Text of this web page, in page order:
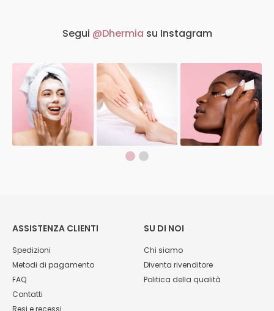
Segui @Dhermia su Instagram
ASSISTENZA CLIENTI
Spedizioni
Metodi di pagamento
FAQ
Contatti
Resi e recessi
SU DI NOI
Chi siamo
Diventa rivenditore
Politica della qualità